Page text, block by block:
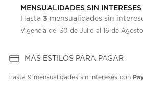
MENSUALIDADES SIN INTERESES
Hasta 3 mensualidades sin
Vigencia del 30 de Julio al 16 de Agosto
MÁS ESTILOS PARA PAGAR
Hasta 9 mensualidades sin intereses con